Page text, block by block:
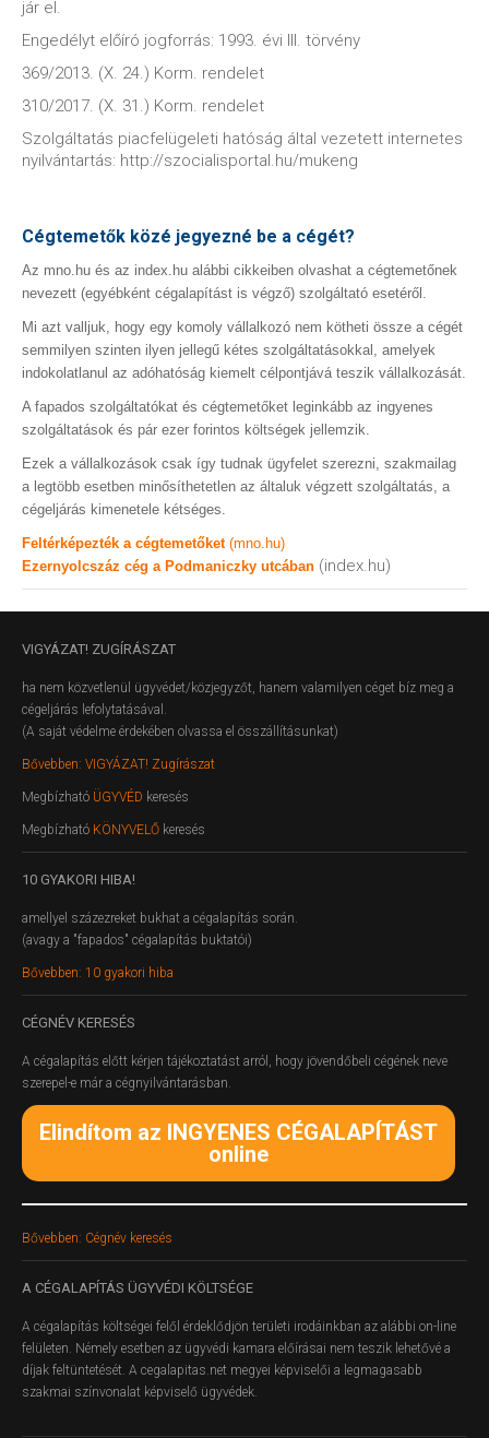
jár el.
Engedélyt előíró jogforrás: 1993. évi III. törvény
369/2013. (X. 24.) Korm. rendelet
310/2017. (X. 31.) Korm. rendelet
Szolgáltatás piacfelügeleti hatóság által vezetett internetes
nyilvántartás: http://szocialisportal.hu/mukeng
Cégtemetők közé jegyezné be a cégét?
Az mno.hu és az index.hu alábbi cikkeiben olvashat a cégtemetőnek
nevezett (egyébként cégalapítást is végző) szolgáltató esetéről.
Mi azt valljuk, hogy egy komoly vállalkozó nem kötheti össze a cégét
semmilyen szinten ilyen jellegű kétes szolgáltatásokkal, amelyek
indokolatlanul az adóhatóság kiemelt célpontjává teszik vállalkozását.
A fapados szolgáltatókat és cégtemetőket leginkább az ingyenes
szolgáltatások és pár ezer forintos költségek jellemzik.
Ezek a vállalkozások csak így tudnak ügyfelet szerezni, szakmailag
a legtöbb esetben minősíthetetlen az általuk végzett szolgáltatás, a
cégeljárás kimenetele kétséges.
Feltérképezték a cégtemetőket (mno.hu)
Ezernyolcszáz cég a Podmaniczky utcában (index.hu)
VIGYÁZAT! ZUGÍRÁSZAT
ha nem közvetlenül ügyvédet/közjegyzőt, hanem valamilyen céget bíz meg a
cégeljárás lefolytatásával.
(A saját védelme érdekében olvassa el összállításunkat)
Bővebben: VIGYÁZAT! Zugírászat
Megbízható ÜGYVÉD keresés
Megbízható KÖNYVELŐ keresés
10 GYAKORI HIBA!
amellyel százezreket bukhat a cégalapítás során.
(avagy a "fapados" cégalapítás buktatói)
Bővebben: 10 gyakori hiba
CÉGNÉV KERESÉS
A cégalapítás előtt kérjen tájékoztatást arról, hogy jövendőbeli cégének neve
szerepel-e már a cégnyilvántarásban.
Elindítom az INGYENES CÉGALAPÍTÁST
online
Bővebben: Cégnév keresés
A CÉGALAPÍTÁS ÜGYVÉDI KÖLTSÉGE
A cégalapítás költségei felől érdeklődjön területi irodáinkban az alábbi on-line
felületen. Némely esetben az ügyvédi kamara előírásai nem teszik lehetővé a
díjak feltüntetését. A cegalapitas.net megyei képviselői a legmagasabb
szakmai színvonalat képviselő ügyvédek.